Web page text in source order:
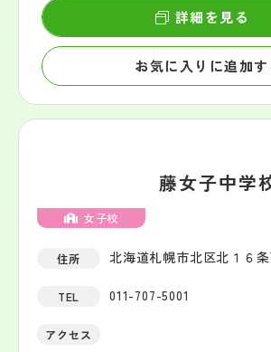
お気に入りに追加す
詳細を見る
女子校
藤女子中学
住所 北海道札幌市北区北１６
TEL 011-707-5001
アクセス